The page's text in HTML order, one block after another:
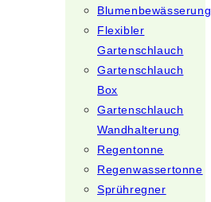
Blumenbewässerung
Flexibler
Gartenschlauch
Gartenschlauch
Box
Gartenschlauch
Wandhalterung
Regentonne
Regenwassertonne
Sprühregner